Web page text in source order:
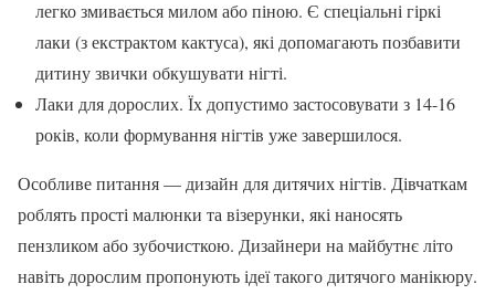
легко змивається милом або піною. Є спеціальні гіркі
лаки (з екстрактом кактуса), які допомагають позбавити
дитину звички обкушувати нігті.
Лаки для дорослих. Їх допустимо застосовувати з 14-16
років, коли формування нігтів уже завершилося.
Особливе питання — дизайн для дитячих нігтів. Дівчаткам
роблять прості малюнки та візерунки, які наносять
пензликом або зубочисткою. Дизайнери на майбутнє літо
навіть дорослим пропонують ідеї такого дитячого манікюру.